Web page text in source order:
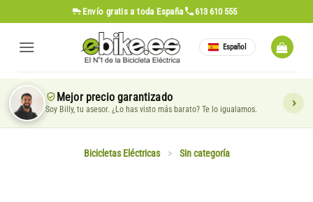
al
contenido
Envío gratis a toda España 613 610 555
Español
Mejor precio garantizado
Soy Billy, tu asesor. ¿Lo has visto más barato? Te lo igualamos.
Bicicletas Eléctricas > Sin categoría